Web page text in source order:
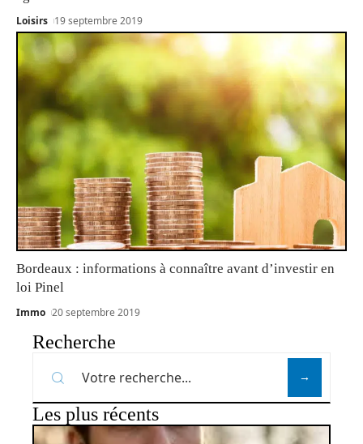
Loisirs 19 septembre 2019
Bordeaux : informations à connaître avant d’investir en
loi Pinel
Immo 20 septembre 2019
Recherche
Les plus récents